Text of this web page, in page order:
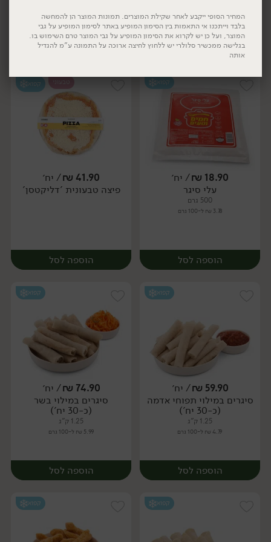
הוספה לסל
יח׳
הוספה לסל
יח׳
קפוא
18.90
₪/ יח׳
עלי סיגר
500 גרם
3.78 ₪ ל-100 גרם
הוספה לסל
יח׳
טבעוני קפוא
41.90
₪/ יח׳
פיצה טבעונית 'דליקטסן'
הוספה לסל
יח׳
קפוא
59.90
₪/ יח׳
סיגרים במילוי תפוחי אדמה
(כ-30 יח')
1.25 ק"ג
4.79 ₪ ל-100 גרם
הוספה לסל
קפוא
74.90
₪/ יח׳
סיגרים במילוי בשר
(כ-30 יח')
1.25 ק"ג
5.99 ₪ ל-100 גרם
הוספה לסל
קפוא קפוא
יח׳
המחיר הסופי ייקבע לאחר שקילת המוצרים. תמונות המוצר הן להמחשה
בלבד וייתכנו אי התאמות בין הסימון המופיע באתר לסימון המופיע על גבי
המוצר, ועל כן יש לקרוא את הסימון המופיע על גבי המוצר טרם השימוש בו.
בגלישה ממכשיר סלולרי יש ללחוץ לחיצה ארוכה על התמונה ע"מ להגדיל
אותה